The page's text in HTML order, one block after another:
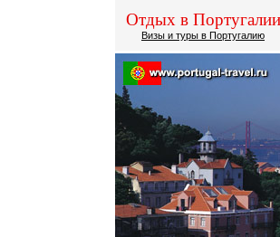
Отдых в Португалии
Визы и туры в Португалию